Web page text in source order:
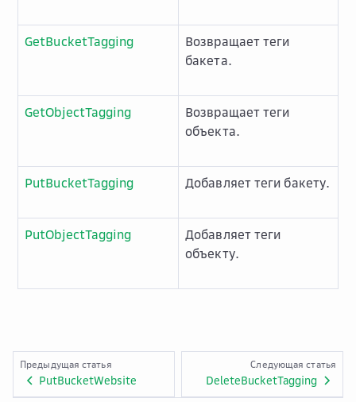
GetBucketTagging
Возвращает теги
бакета.
GetObjectTagging
Возвращает теги
объекта.
PutBucketTagging Добавляет теги бакету.
PutObjectTagging
Добавляет теги
объекту.
Предыдущая статья
PutBucketWebsite
Следующая статья
DeleteBucketTagging